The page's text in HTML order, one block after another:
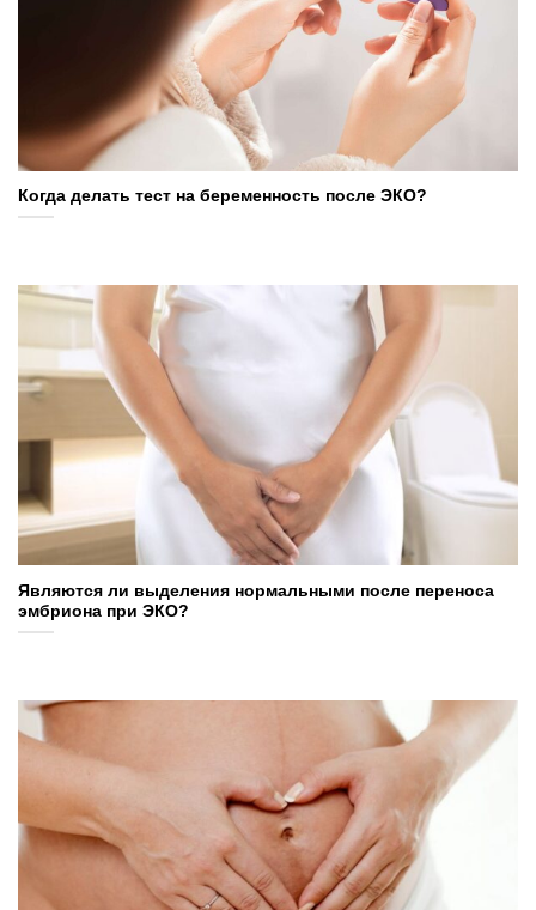
Когда делать тест на беременность после ЭКО?
Являются ли выделения нормальными после переноса
эмбриона при ЭКО?